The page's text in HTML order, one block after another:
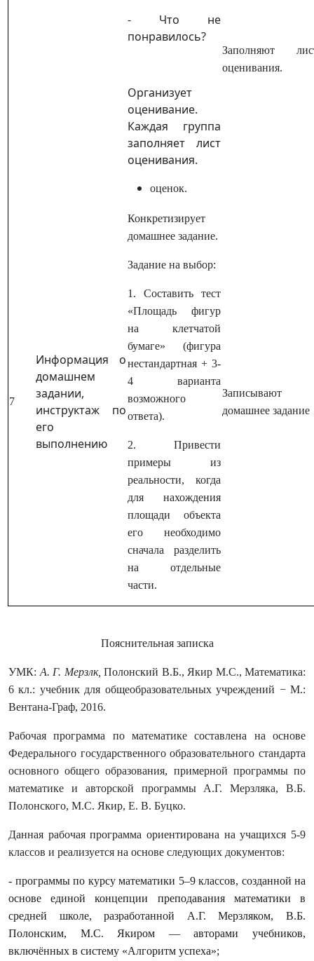
- Что не
понравилось?
Организует
оценивание.
Каждая группа
заполняет лист
оценивания.
оценок.
Заполняют
оценивания.
7
Информация о
домашнем
задании,
инструктаж по
его
выполнению
Конкретизирует
домашнее задание.
Задание на выбор:
1. Составить тест
«Площадь фигур
на клетчатой
бумаге» (фигура
нестандартная + 3-
4 варианта
возможного
ответа).
2. Привести
примеры из
реальности, когда
для нахождения
площади объекта
его необходимо
сначала разделить
на отдельные
части.
Записывают
домашнее задание
Пояснительная записка
УМК: А. Г. Мерзлк, Полонский В.Б., Якир М.С., Математика:
6 кл.: учебник для общеобразовательных учреждений − М.:
Вентана-Граф, 2016.
Рабочая программа по математике составлена на основе
Федерального государственного образовательного стандарта
основного общего образования, примерной программы по
математике и авторской программы А.Г. Мерзляка, В.Б.
Полонского, М.С. Якир, Е. В. Буцко.
Данная рабочая программа ориентирована на учащихся 5-9
классов и реализуется на основе следующих документов:
- программы по курсу математики 5–9 классов, созданной на
основе единой концепции преподавания математики в
средней школе, разработанной А.Г. Мерзляком, В.Б.
Полонским, М.С. Якиром — авторами учебников,
включённых в систему «Алгоритм успеха»;